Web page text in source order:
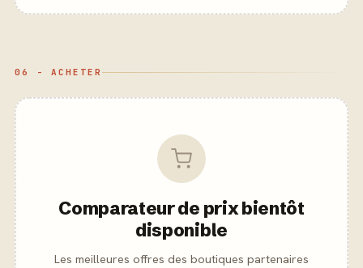
06 - ACHETER
Comparateur de prix bientôt
disponible
Les meilleures offres des boutiques partenaires